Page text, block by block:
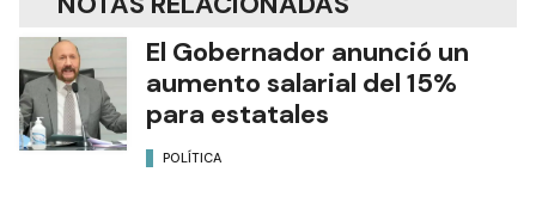
El Gobernador anunció un
aumento salarial del 15%
para estatales
POLÍTICA